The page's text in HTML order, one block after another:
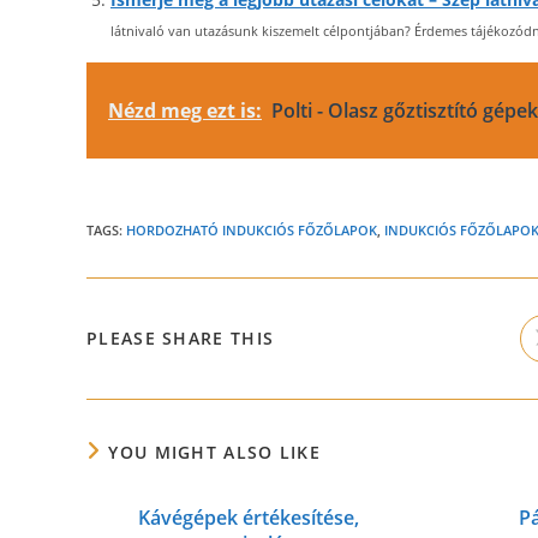
látnivaló van utazásunk kiszemelt célpontjában? Érdemes
Nézd meg ezt is: Polti - Olasz gőztisztító
TAGS: HORDOZHATÓ INDUKCIÓS FŐZŐLAPOK, INDUKCIÓS FŐZŐLAPOK
PLEASE SHARE THIS
YOU MIGHT ALSO LIKE
Kávégépek értékesítése,